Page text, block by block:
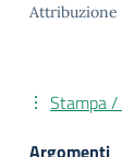
Attribuzione
Stampa /
Argomenti